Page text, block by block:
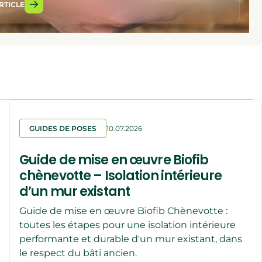
POUR VOS TRAVAUX D’ISOLATION
GUIDES DE POSES 10.07.2026
Guide de mise en œuvre Biofib
chènevotte – Isolation intérieure
d’un mur existant
Guide de mise en œuvre Biofib Chènevotte :
toutes les étapes pour une isolation intérieure
performante et durable d'un mur existant, dans
le respect du bâti ancien.